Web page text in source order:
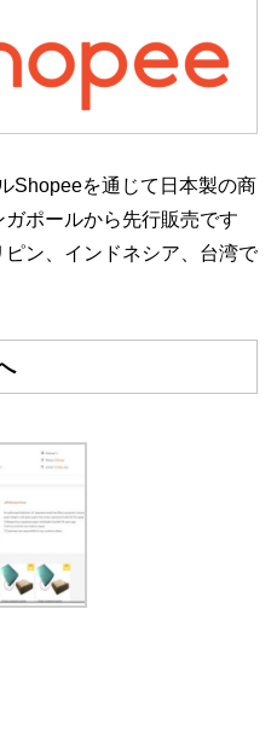
Shopeeを通じて日本製の商
ポールから先行販売です
ン、インドネシア、台湾で